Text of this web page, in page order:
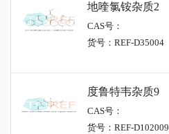
地喹氯铵杂质2
CAS号：
货号：REF-D35004
度鲁特韦杂质9
CAS号：
货号：REF-D102009